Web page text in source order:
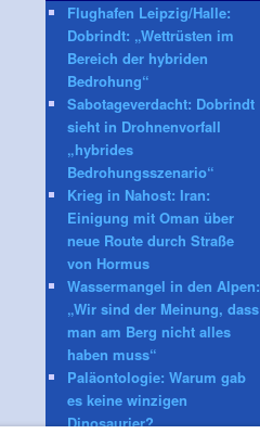
Flughafen Leipzig/Halle:
Dobrindt: „Wettrüsten im
Bereich der hybriden
Bedrohung“
Sabotageverdacht: Dobrindt
sieht in Drohnenvorfall
„hybrides
Bedrohungsszenario“
Krieg in Nahost: Iran:
Einigung mit Oman über
neue Route durch Straße
von Hormus
Wassermangel in den Alpen:
„Wir sind der Meinung, dass
man am Berg nicht alles
haben muss“
Paläontologie: Warum gab
es keine winzigen
Dinosaurier?